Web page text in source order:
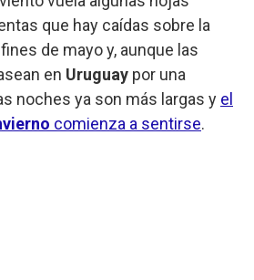
que hay caídas sobre la
de mayo y, aunque las
en Uruguay por una
noches ya son más largas y el
comienza a sentirse.